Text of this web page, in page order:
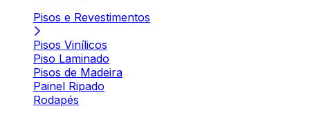
Pisos e Revestimentos
Pisos Vinílicos
Piso Laminado
Pisos de Madeira
Painel Ripado
Rodapés